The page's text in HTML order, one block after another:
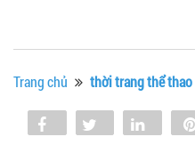
Trang chủ thời trang thể thao
Share Tweet Share